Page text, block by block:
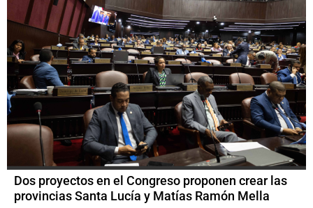
Dos proyectos en el Congreso proponen crear las
provincias Santa Lucía y Matías Ramón Mella